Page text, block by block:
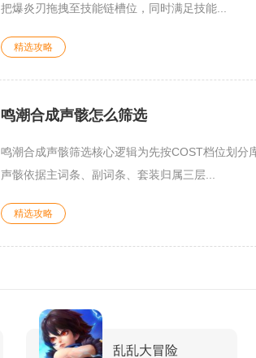
把爆炎刃拖拽至技能链槽位，同时满足技能...
精选攻略
鸣潮合成声骸怎么筛选
鸣潮合成声骸筛选核心逻辑为先按COST档位划分
声骸依据主词条、副词条、套装归属三层...
精选攻略
乱乱大冒险